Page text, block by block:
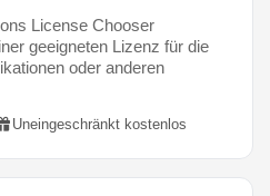
License Chooser
geeigneten Lizenz für die
oder anderen
Uneingeschränkt kostenlos